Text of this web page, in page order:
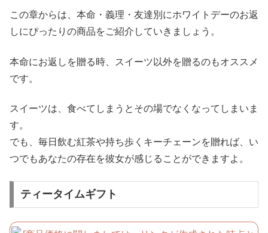
この章からは、本命・義理・友達別にホワイトデーのお返
しにぴったりの商品をご紹介していきましょう。
本命にお返しを贈る時、スイーツ以外を贈るのもオススメ
です。
スイーツは、食べてしまうとその場でなくなってしまいま
す。
でも、毎日飲む紅茶や持ち歩くキーチェーンを贈れば、い
つでもあなたの存在を彼女が感じることができますよ。
ティータイムギフト